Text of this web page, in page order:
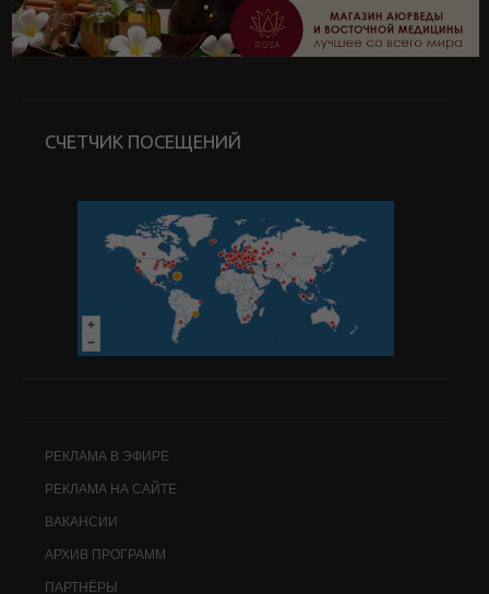
СЧЕТЧИК ПОСЕЩЕНИЙ
РЕКЛАМА В ЭФИРЕ
РЕКЛАМА НА САЙТЕ
ВАКАНСИИ
АРХИВ ПРОГРАММ
ПАРТНЁРЫ